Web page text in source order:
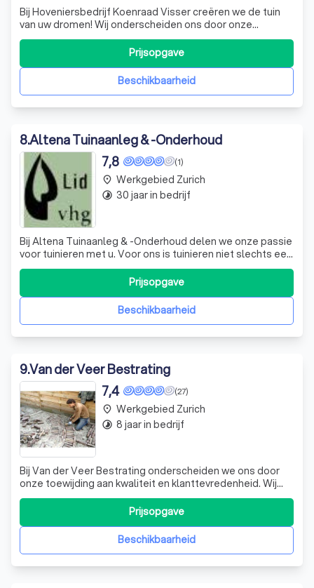
Bij Hoveniersbedrijf Koenraad Visser creëren we de tuin
van uw dromen! Wij onderscheiden ons door onze
expertise in tuinontwerp, aanleg en onderhoud, waarbij we
altijd rekening houden met uw persoonlijke wensen. Een
prachtige tuin is niet alleen een verlengstuk van uw huis,
maar ook een plek waar uBeschikbaarheid
Prijsopgave
8.Altena Tuinaanleg & -Onderhoud
(1)
7,8
Bij Altena Tuinaanleg & -Onderhoud delen we onze passie
voor tuinieren met u. Voor ons is tuinieren niet slechts een
taak, maar een ware toewijding. Ons motto, "Altena
Tuinaanleg & -Onderhoud doet uw groene hart sneller
kloppen," weerspiegelt onze liefde voor het groen. Met
vakundigheid, netheid enBeschikbaarheid
Prijsopgave
place Werkgebied Zurich
timelapse 30 jaar in bedrijf
9.Van der Veer Bestrating
(27)
7,4
Bij Van der Veer Bestrating onderscheiden we ons door
onze toewijding aan kwaliteit en klanttevredenheid. Wij
bieden u een vrijblijvende offerte, volledig afgestemd op
uw specifieke wensen en behoeften. Geen verrassingen,
maar duidelijke prijsafspraken, zodat u precies weet waar
u aan toe bent. Onze Beschikbaarheid
Prijsopgave
place Werkgebied Zurich
timelapse 8 jaar in bedrijf